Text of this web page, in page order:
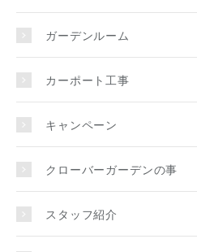
ガーデンルーム
カーポート工事
キャンペーン
クローバーガーデンの事
スタッフ紹介